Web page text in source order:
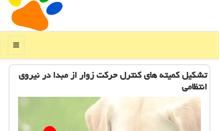
منو
تشكیل كمیته های كنترل حركت زوار از مبدا در نیروی
انتظامی